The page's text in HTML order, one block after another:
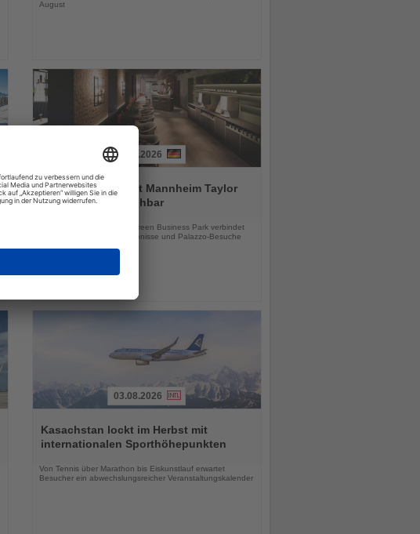
August
Lesen
Sie
die
03.08.2026
Essential by Dorint Mannheim Taylor
Park ab sofort buchbar
Das neue Hotel im Taylor Green Business Park verbindet
Geschäftsreisen, Stadterlebnisse und Palazzo-Besuche
Sie
die
03.08.2026
Kasachstan lockt im Herbst mit
internationalen Sporthöhepunkten
Von Tennis über Marathon bis Eiskunstlauf erwartet
Besucher ein abwechslungsreicher Veranstaltungskalender